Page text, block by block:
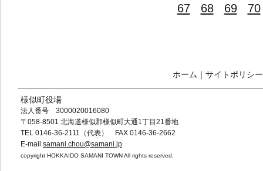
67
68 69 70
ホーム ｜ サイトポリシー
様似町役場
法人番号 3000020016080
〒058-8501 北海道様似郡様似町大通1丁目21番地
TEL 0146-36-2111（代表） FAX 0146-36-2662
E-mail samani.chou@samani.jp
copyright HOKKAIDO SAMANI TOWN All rights reserved.